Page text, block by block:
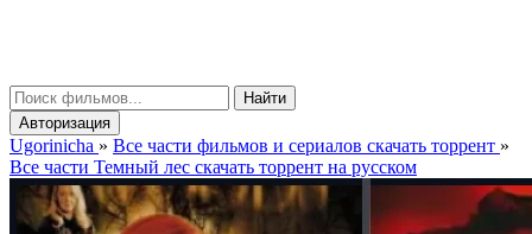
Найти
Авторизация
Ugorinicha » Все части фильмов и сериалов скачать торрент »
Все части Темный лес скачать торрент на русском